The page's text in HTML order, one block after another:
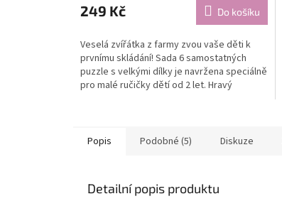
249 Kč Do košíku
Veselá zvířátka z farmy zvou vaše děti k
prvnímu skládání! Sada 6 samostatných
puzzle s velkými dílky je navržena speciálně
pro malé ručičky dětí od 2 let. Hravý
Popis Podobné (5) Diskuze
Detailní popis produktu